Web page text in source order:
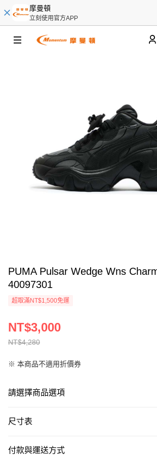
摩曼頓
立刻使用官方APP
PUMA Pulsar Wedge Wns
40097301
超取滿NT$1,500免運
NT$4,280
NT$3,000
※ 本商品不適用折價券
請選擇商品選項
尺寸表
付款與運送方式